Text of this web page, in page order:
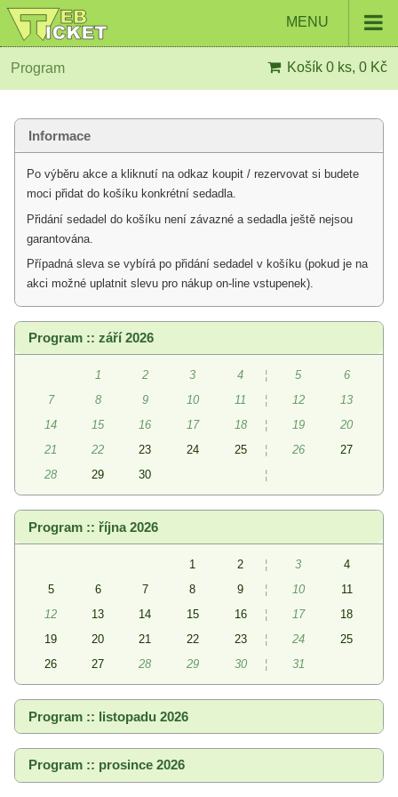
MENU
Program Košík 0 ks, 0 Kč
Informace
Po výběru akce a kliknutí na odkaz koupit / rezervovat si budete
moci přidat do košíku konkrétní sedadla.
Přidání sedadel do košíku není závazné a sedadla ještě nejsou
garantována.
Případná sleva se vybírá po přidání sedadel v košíku (pokud je na
akci možné uplatnit slevu pro nákup on-line vstupenek).
Program :: září 2026
1 2 3 4 ¦ 5
6
7
8 9 10 11 ¦ 12
13
14
15 16 17 18 ¦ 19
20
21
22 23 24 25 ¦ 26
27
28
29 30 ¦
Program :: října 2026
1 2 ¦ 3
4
5
6 7 8 9 ¦ 10
11
12
13 14 15 16 ¦ 17
18
19
20 21 22 23 ¦ 24
25
26
27 28 29 30 ¦ 31
Program :: listopadu 2026
Program :: prosince 2026